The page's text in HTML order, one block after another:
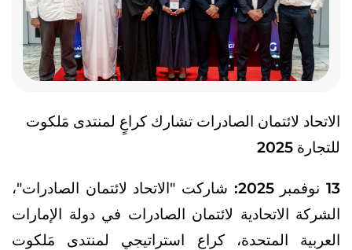
الاتحاد لائتمان الصادرات تشارك كراعٍ لمنتدى مَلكوت
للتجارة 2025
13 نوفمبر 2025:
شاركت "الاتحاد لائتمان الصادرات"،
الشركة الاتحادية لائتمان الصادرات في دولة الإمارات
العربية المتحدة، كراعٍ استراتيجي لمنتدى مَلكوت